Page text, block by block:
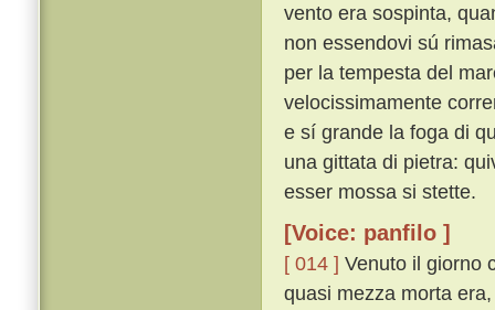
vento era sospinta,
non essendovi sú
per la tempesta del
velocissimamente
e sí grande la foga di
una gittata di pietra:
esser mossa si stette.
[Voice: panfilo ]
[ 014 ] Venuto il giorno
quasi mezza morta